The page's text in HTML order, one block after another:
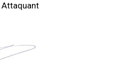
Attaquant